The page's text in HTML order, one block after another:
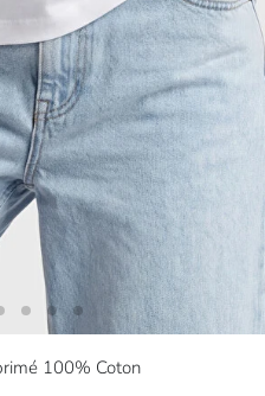
100% Coton